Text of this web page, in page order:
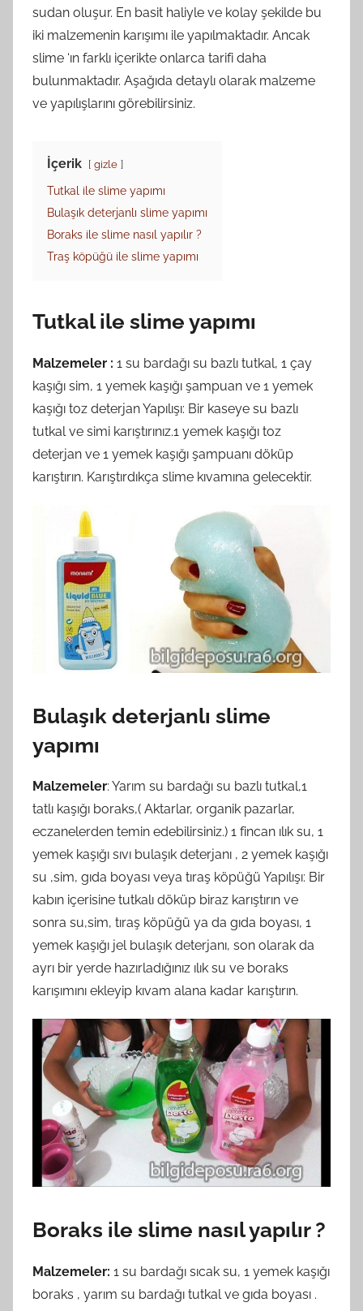
sudan oluşur. En basit haliyle ve kolay şekilde bu
iki malzemenin karışımı ile yapılmaktadır. Ancak
slime ‘ın farklı içerikte onlarca tarifi daha
bulunmaktadır. Aşağıda detaylı olarak malzeme
ve yapılışlarını görebilirsiniz.
İçerik gizle
Tutkal ile slime yapımı
Bulaşık deterjanlı slime yapımı
Boraks ile slime nasıl yapılır ?
Traş köpüğü ile slime yapımı
Tutkal ile slime yapımı
Malzemeler : 1 su bardağı su bazlı tutkal, 1 çay
kaşığı sim, 1 yemek kaşığı şampuan ve 1 yemek
kaşığı toz deterjan Yapılışı: Bir kaseye su bazlı
tutkal ve simi karıştırınız.1 yemek kaşığı toz
deterjan ve 1 yemek kaşığı şampuanı döküp
karıştırın. Karıştırdıkça slime kıvamına gelecektir.
Bulaşık deterjanlı slime
yapımı
Malzemeler: Yarım su bardağı su bazlı tutkal,1
tatlı kaşığı boraks,( Aktarlar, organik pazarlar,
eczanelerden temin edebilirsiniz.) 1 fincan ılık su, 1
yemek kaşığı sıvı bulaşık deterjanı , 2 yemek kaşığı
su ,sim, gıda boyası veya tıraş köpüğü Yapılışı: Bir
kabın içerisine tutkalı döküp biraz karıştırın ve
sonra su,sim, tıraş köpüğü ya da gıda boyası, 1
yemek kaşığı jel bulaşık deterjanı, son olarak da
ayrı bir yerde hazırladığınız ılık su ve boraks
karışımını ekleyip kıvam alana kadar karıştırın.
Boraks ile slime nasıl yapılır ?
Malzemeler: 1 su bardağı sıcak su, 1 yemek kaşığı
boraks , yarım su bardağı tutkal ve gıda boyası .